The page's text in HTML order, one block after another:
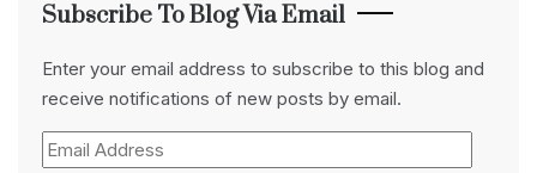
Subscribe To Blog Via Email
Enter your email address to subscribe to this blog and
receive notifications of new posts by email.
Email